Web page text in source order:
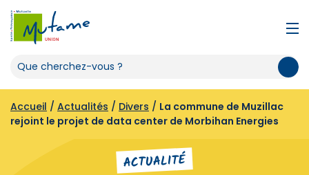
Accueil / Actualités / Divers / La commune de Muzillac
rejoint le projet de data center de Morbihan Energies
ACTUALITÉ